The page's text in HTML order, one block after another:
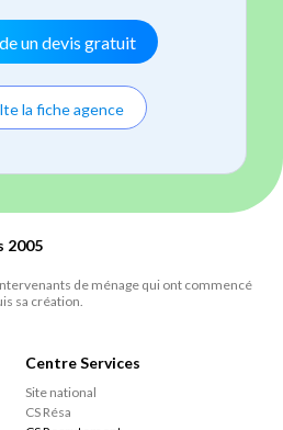
un devis gratuit
la fiche agence
2005
de ménage qui ont commencé
sa création.
Centre Services
Site national
CS Résa